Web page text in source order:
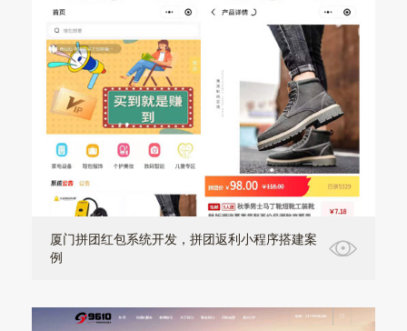
厦门拼团红包系统开发，拼团返利小程序搭建案
例